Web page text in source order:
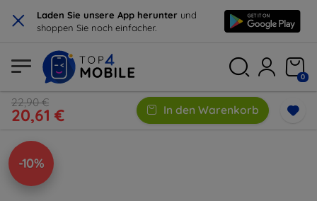
× Laden Sie unsere App herunter und
shoppen Sie noch einfacher.
0
22,90 €
20,61 € In den Warenkorb
-10%